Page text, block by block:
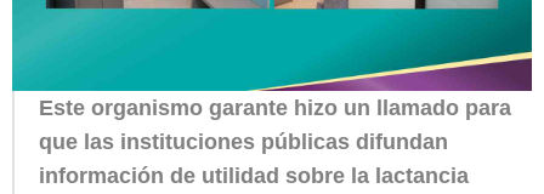
Este organismo garante hizo un llamado para
que las instituciones públicas difundan
información de utilidad sobre la lactancia